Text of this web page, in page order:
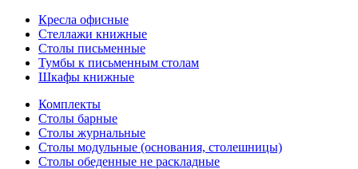
Кресла офисные
Стеллажи книжные
Столы письменные
Тумбы к письменным столам
Шкафы книжные
Комплекты
Столы барные
Столы журнальные
Столы модульные (основания, столешницы)
Столы обеденные не раскладные